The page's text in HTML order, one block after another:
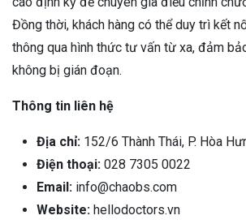
Đồng thời, khách hàng có thể duy trì kết
thông qua hình thức tư vấn từ xa, đảm
không bị gián đoạn.
Thông tin liên hệ
Địa chỉ: 152/6 Thành Thái, P. Hòa
Điện thoại: 028 7305 0022
Email: info@chaobs.com
Website: hellodoctors.vn